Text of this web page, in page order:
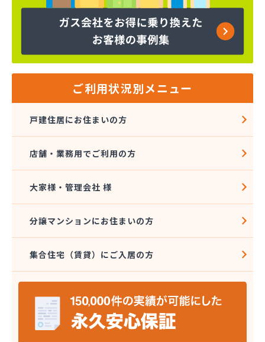
ヤマサン
やまやす長谷川商店
伊賀北部農協 燃料センター
伊勢米穀企業組合
伊勢米穀企業組合 宇治営業所
伊勢米穀企業組合 宮川営業所
伊勢米穀企業組合 小俣営業所
伊勢米穀企業組合 早修営業所
伊勢米穀企業組合 大湊営業所
伊勢米穀企業組合 二見営業所
伊勢米穀企業組合 明倫営業所
伊勢米穀企業組合 鳥羽営業所
伊丹産業 希望ケ丘営業所
伊藤精米所
ご利用状況別メニュー
戸建住居にお住まいの方
店舗・業務用でご利用の方
大家様・管理会社 様
分譲マンションにお住まいの方
集合住宅（賃貸）にご入居の方